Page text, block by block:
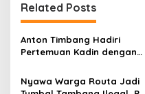
a
s
i
o
Related Posts
Anton Timbang Hadiri
Pertemuan Kadin dengan
Misi Majukan Ekonomi
Sultra
Nyawa Warga Routa Jadi